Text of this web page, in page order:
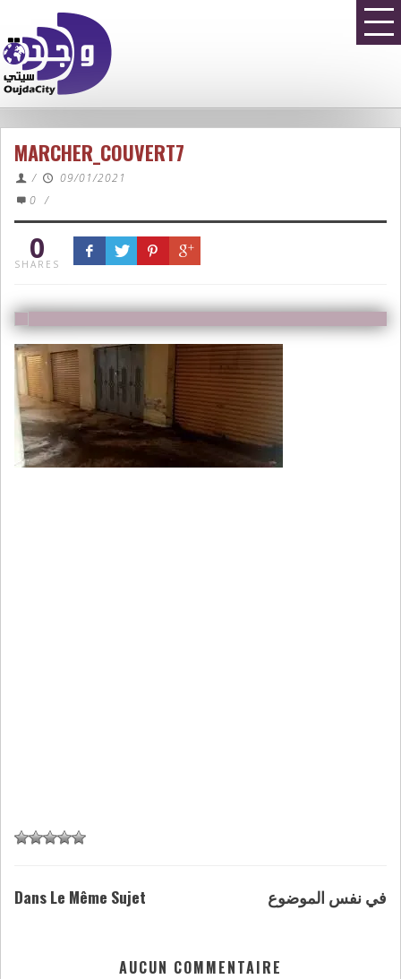
MARCHER_COUVERT7
/
09/01/2021
0 /
0
SHARES
Dans Le Même Sujet في نفس الموضوع
AUCUN COMMENTAIRE